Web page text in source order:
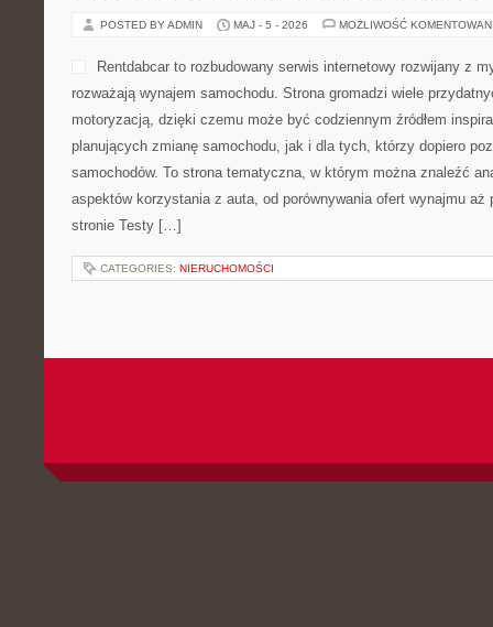
POSTED BY ADMIN MAJ - 5 - 2026 MOŻLIWOŚĆ
Rentdabcar to rozbudowany serwis internetowy rozwijany z
rozważają wynajem samochodu. Strona gromadzi wiele
motoryzacją, dzięki czemu może być codziennym źródłem
planujących zmianę samochodu, jak i dla tych, którzy dopiero
samochodów. To strona tematyczna, w którym można znaleźć
aspektów korzystania z auta, od porównywania ofert wynajmu aż
stronie Testy […]
CATEGORIES: NIERUCHOMOŚCI